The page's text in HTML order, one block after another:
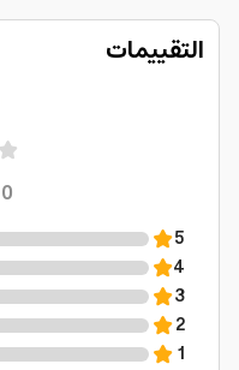
التقييمات
0
5
4
3
2
1